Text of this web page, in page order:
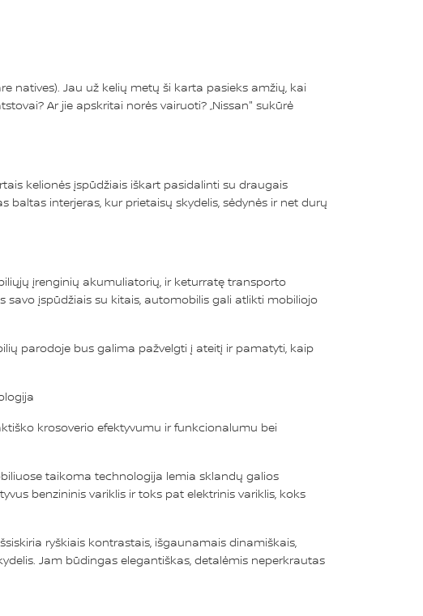
natives). Jau už kelių metų ši karta pasieks amžių, kai
Ar jie apskritai norės vairuoti? „Nissan" sukūrė
kelionės įspūdžiais iškart pasidalinti su draugais
baltas interjeras, kur prietaisų skydelis, sėdynės ir net durų
įrenginių akumuliatorių, ir keturratę transporto
savo įspūdžiais su kitais, automobilis gali atlikti mobiliojo
parodoje bus galima pažvelgti į ateitį ir pamatyti, kaip
krosoverio efektyvumu ir funkcionalumu bei
taikoma technologija lemia sklandų galios
benzininis variklis ir toks pat elektrinis variklis, koks
ryškiais kontrastais, išgaunamais dinamiškais,
Jam būdingas elegantiškas, detalėmis neperkrautas